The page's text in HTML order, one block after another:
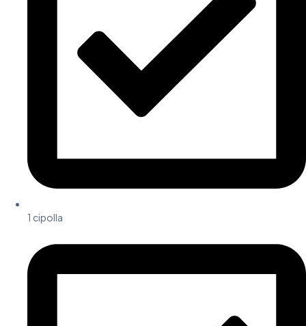
1 cipolla